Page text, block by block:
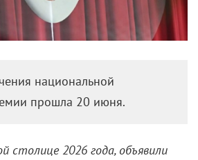
национальной
прошла 20 июня.
столице 2026 года, объявили